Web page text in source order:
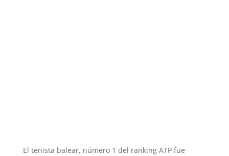
El tenista balear, número 1 del ranking ATP fue